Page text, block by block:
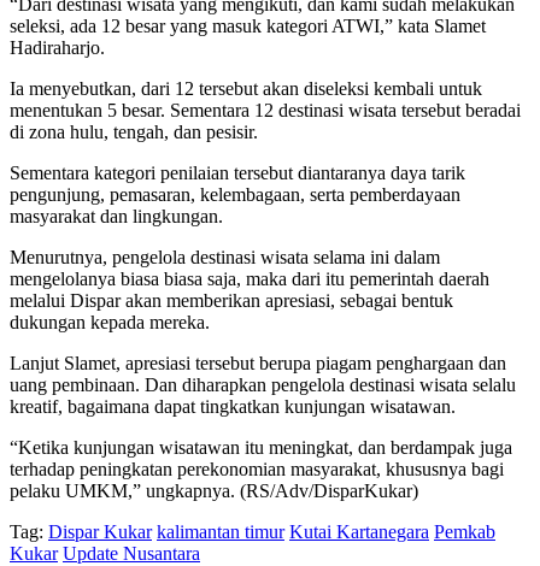
“Dari destinasi wisata yang mengikuti, dan kami sudah melakukan
seleksi, ada 12 besar yang masuk kategori ATWI,” kata Slamet
Hadiraharjo.
Ia menyebutkan, dari 12 tersebut akan diseleksi kembali untuk
menentukan 5 besar. Sementara 12 destinasi wisata tersebut beradai
di zona hulu, tengah, dan pesisir.
Sementara kategori penilaian tersebut diantaranya daya tarik
pengunjung, pemasaran, kelembagaan, serta pemberdayaan
masyarakat dan lingkungan.
Menurutnya, pengelola destinasi wisata selama ini dalam
mengelolanya biasa biasa saja, maka dari itu pemerintah daerah
melalui Dispar akan memberikan apresiasi, sebagai bentuk
dukungan kepada mereka.
Lanjut Slamet, apresiasi tersebut berupa piagam penghargaan dan
uang pembinaan. Dan diharapkan pengelola destinasi wisata selalu
kreatif, bagaimana dapat tingkatkan kunjungan wisatawan.
“Ketika kunjungan wisatawan itu meningkat, dan berdampak juga
terhadap peningkatan perekonomian masyarakat, khususnya bagi
pelaku UMKM,” ungkapnya. (RS/Adv/DisparKukar)
Tag: Dispar Kukar kalimantan timur Kutai Kartanegara Pemkab
Kukar Update Nusantara